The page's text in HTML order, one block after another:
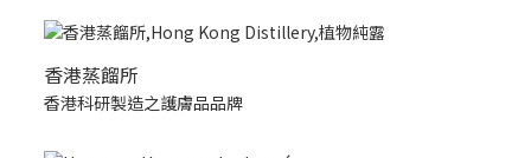
香港蒸餾所
香港科研製造之護膚品品牌